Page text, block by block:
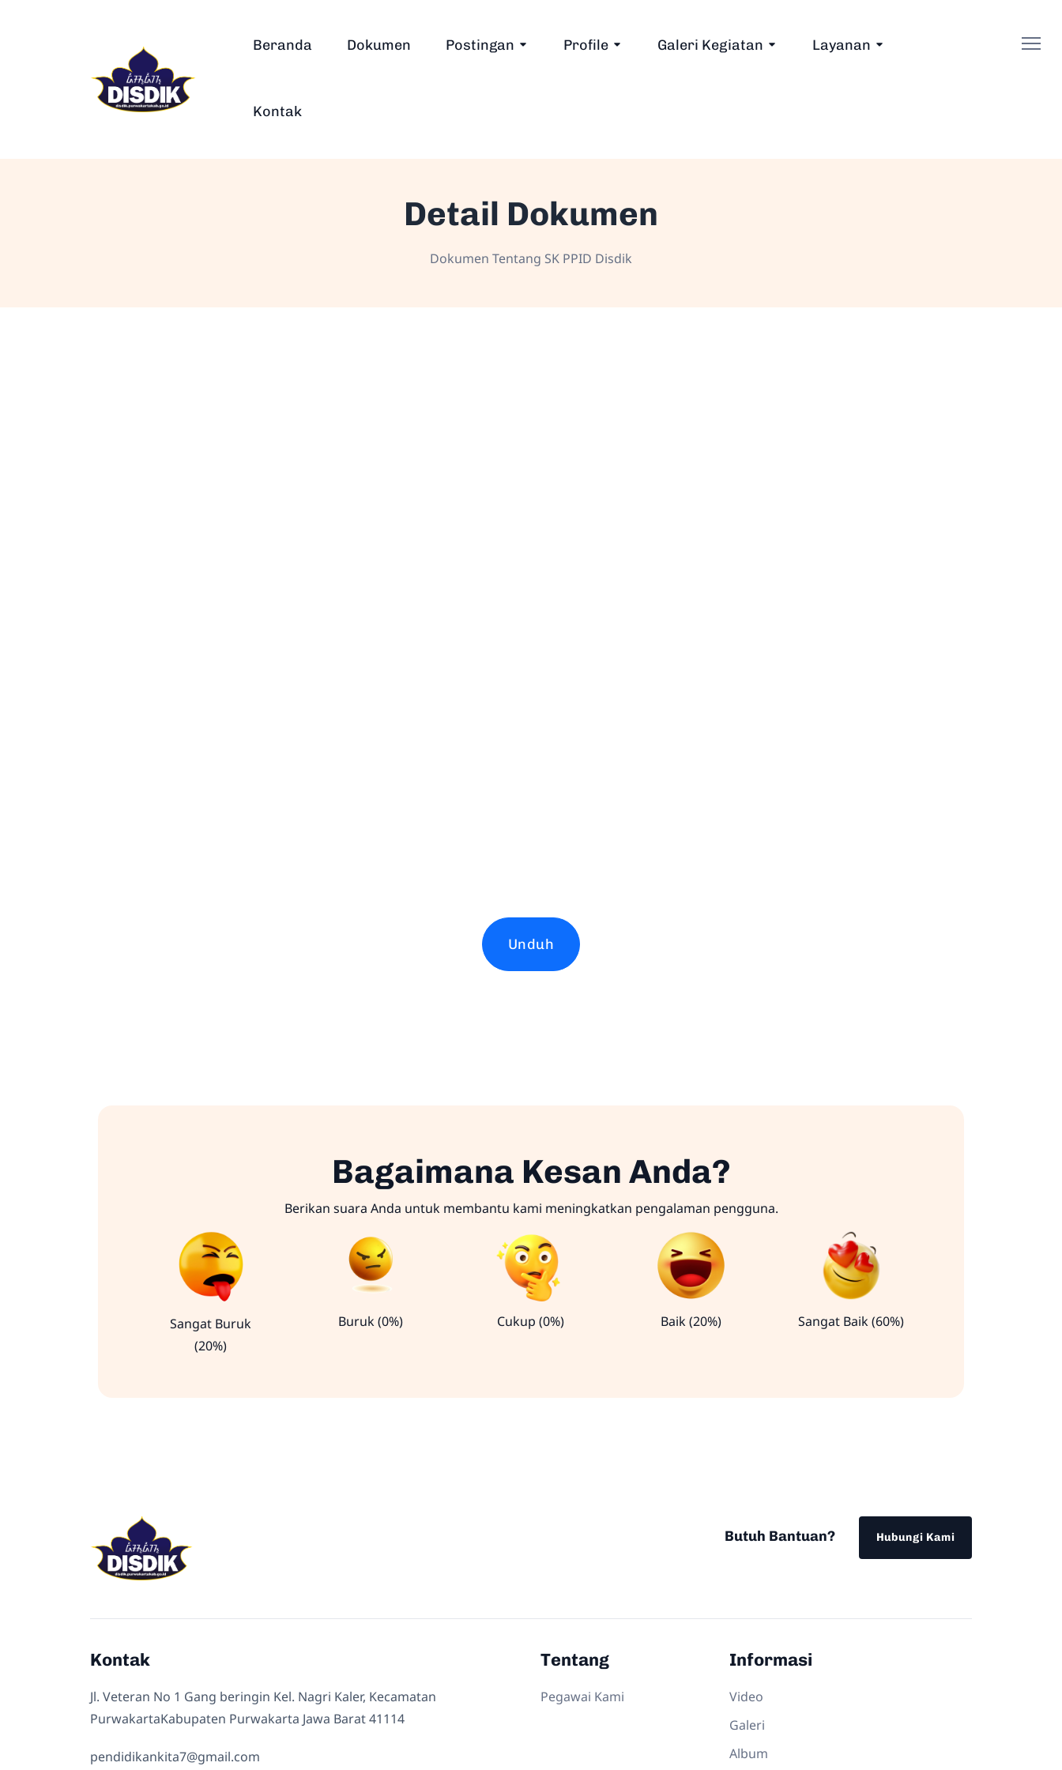
Beranda Dokumen Postingan Profile Galeri Kegiatan Layanan
Kontak
Detail Dokumen
Dokumen Tentang SK PPID Disdik
Unduh
Bagaimana Kesan Anda?
Berikan suara Anda untuk membantu kami meningkatkan pengalaman pengguna.
Sangat Buruk
(20%)
Buruk (0%) Cukup (0%) Baik (20%) Sangat Baik (60%)
Butuh Bantuan? Hubungi Kami
Kontak
Jl. Veteran No 1 Gang beringin Kel. Nagri Kaler, Kecamatan
PurwakartaKabupaten Purwakarta Jawa Barat 41114
pendidikankita7@gmail.com
Tentang
Pegawai Kami
Informasi
Video
Galeri
Album